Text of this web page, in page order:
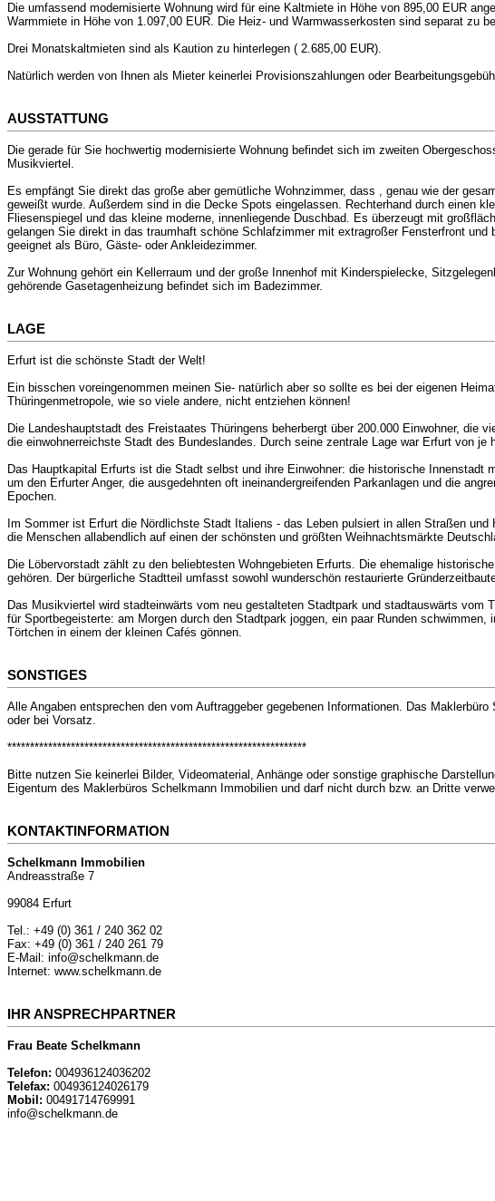
Die umfassend modernisierte Wohnung wird für eine Kaltmiete in Höhe von 895,00 EUR
Warmmiete in Höhe von 1.097,00 EUR. Die Heiz- und Warmwasserkosten sind separat zu
Drei Monatskaltmieten sind als Kaution zu hinterlegen ( 2.685,00 EUR).
Natürlich werden von Ihnen als Mieter keinerlei Provisionszahlungen oder
AUSSTATTUNG
Die gerade für Sie hochwertig modernisierte Wohnung befindet sich im zweiten
Musikviertel.
Es empfängt Sie direkt das große aber gemütliche Wohnzimmer, dass , genau wie der
geweißt wurde. Außerdem sind in die Decke Spots eingelassen. Rechterhand durch einen
Fliesenspiegel und das kleine moderne, innenliegende Duschbad. Es überzeugt mit
gelangen Sie direkt in das traumhaft schöne Schlafzimmer mit extragroßer Fensterfront
geeignet als Büro, Gäste- oder Ankleidezimmer.
Zur Wohnung gehört ein Kellerraum und der große Innenhof mit Kinderspielecke,
gehörende Gasetagenheizung befindet sich im Badezimmer.
LAGE
Erfurt ist die schönste Stadt der Welt!
Ein bisschen voreingenommen meinen Sie- natürlich aber so sollte es bei der eigenen
Thüringenmetropole, wie so viele andere, nicht entziehen können!
Die Landeshauptstadt des Freistaates Thüringens beherbergt über 200.000 Einwohner,
die einwohnerreichste Stadt des Bundeslandes. Durch seine zentrale Lage war Erfurt von
Das Hauptkapital Erfurts ist die Stadt selbst und ihre Einwohner: die historische
um den Erfurter Anger, die ausgedehnten oft ineinandergreifenden Parkanlagen und die
Epochen.
Im Sommer ist Erfurt die Nördlichste Stadt Italiens - das Leben pulsiert in allen Straßen
die Menschen allabendlich auf einen der schönsten und größten Weihnachtsmärkte
Die Löbervorstadt zählt zu den beliebtesten Wohngebieten Erfurts. Die ehemalige
gehören. Der bürgerliche Stadtteil umfasst sowohl wunderschön restaurierte
Das Musikviertel wird stadteinwärts vom neu gestalteten Stadtpark und stadtauswärts vom
für Sportbegeisterte: am Morgen durch den Stadtpark joggen, ein paar Runden
Törtchen in einem der kleinen Cafés gönnen.
SONSTIGES
Alle Angaben entsprechen den vom Auftraggeber gegebenen Informationen. Das
oder bei Vorsatz.
******************************************************************
Bitte nutzen Sie keinerlei Bilder, Videomaterial, Anhänge oder sonstige graphische
Eigentum des Maklerbüros Schelkmann Immobilien und darf nicht durch bzw. an Dritte
KONTAKTINFORMATION
Schelkmann Immobilien
Andreasstraße 7
99084 Erfurt
Tel.: +49 (0) 361 / 240 362 02
Fax: +49 (0) 361 / 240 261 79
E-Mail: info@schelkmann.de
Internet: www.schelkmann.de
IHR ANSPRECHPARTNER
Frau Beate Schelkmann
Telefon: 004936124036202
Telefax: 004936124026179
Mobil: 00491714769991
info@schelkmann.de